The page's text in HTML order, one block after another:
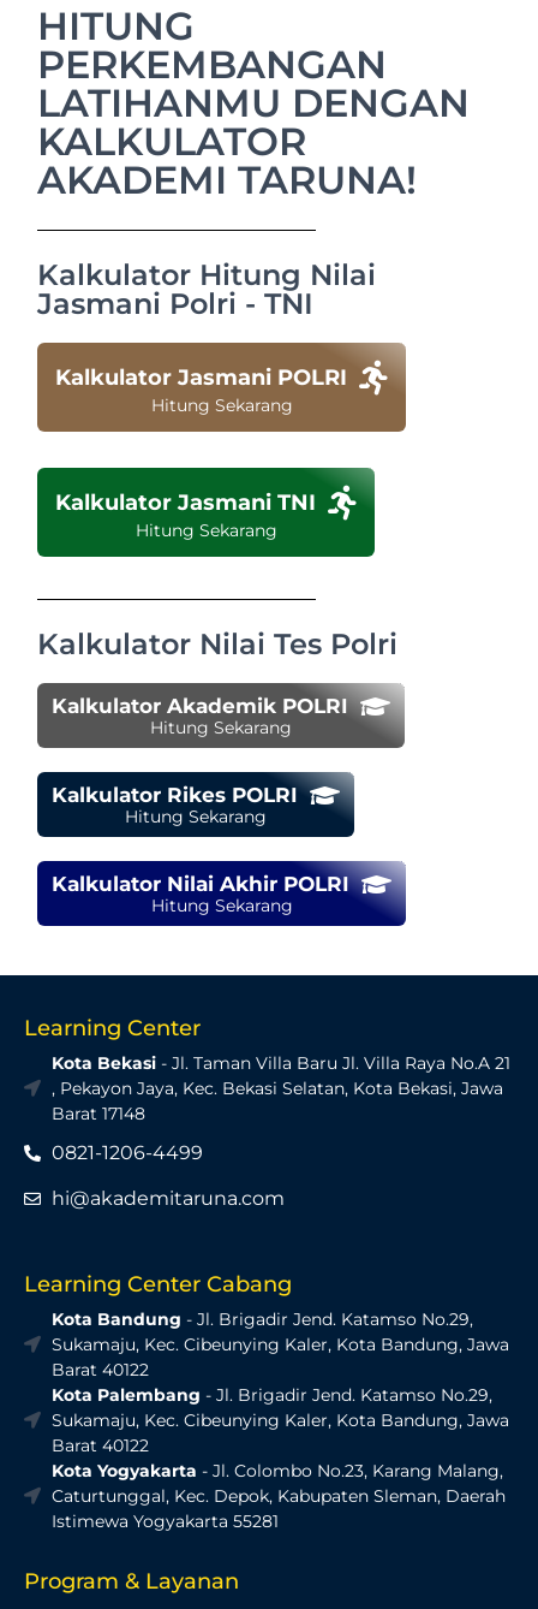
HITUNG
PERKEMBANGAN
LATIHANMU DENGAN
KALKULATOR
AKADEMI TARUNA!
Kalkulator Hitung Nilai
Jasmani Polri - TNI
Kalkulator Jasmani POLRI
Hitung Sekarang
Kalkulator Jasmani TNI
Hitung Sekarang
Kalkulator Nilai Tes Polri
Kalkulator Akademik POLRI
Hitung Sekarang
Kalkulator Rikes POLRI
Hitung Sekarang
Kalkulator Nilai Akhir POLRI
Hitung Sekarang
Learning Center
Kota Bekasi- Jl. Taman Villa Baru Jl. Villa Raya No.A 21
, Pekayon Jaya, Kec. Bekasi Selatan, Kota Bekasi, Jawa
Barat 17148
0821-1206-4499
hi@akademitaruna.com
Learning Center Cabang
Kota Bandung - Jl. Brigadir Jend. Katamso No.29,
Sukamaju, Kec. Cibeunying Kaler, Kota Bandung, Jawa
Barat 40122
Kota Palembang - Jl. Brigadir Jend. Katamso No.29,
Sukamaju, Kec. Cibeunying Kaler, Kota Bandung, Jawa
Barat 40122
Kota Yogyakarta - Jl. Colombo No.23, Karang Malang,
Caturtunggal, Kec. Depok, Kabupaten Sleman, Daerah
Istimewa Yogyakarta 55281
Program & Layanan